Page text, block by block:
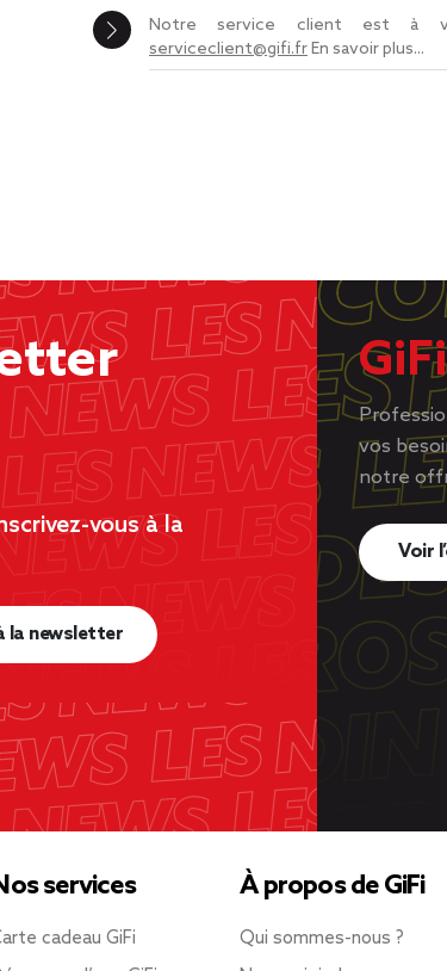
Notre service client est à
serviceclient@gifi.frEn savoir plus...
vous à la
la newsletter
GiFi
vos
notre
Voir
services
cadeau GiFi
À propos de GiFi
Qui sommes-nous ?